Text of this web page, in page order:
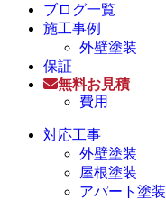
ブログ一覧
施工事例
外壁塗装
保証
無料お見積
費用
対応工事
外壁塗装
屋根塗装
アパート塗装